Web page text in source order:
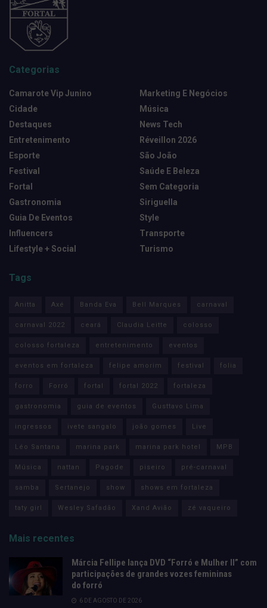
Categorias
Camarote Vip Junino
Cidade
Destaques
Entretenimento
Esporte
Festival
Fortal
Gastronomia
Guia De Eventos
Influencers
Lifestyle + Social
Marketing E Negócios
Música
News Tech
Réveillon 2026
São João
Saúde E Beleza
Sem Categoria
Siriguella
Style
Transporte
Turismo
Tags
Anitta Axé Banda Eva Bell Marques carnaval
carnaval 2022 ceará Claudia Leitte colosso
colosso fortaleza entretenimento eventos
eventos em fortaleza felipe amorim festival folia
forro Forró fortal fortal 2022 fortaleza
gastronomia guia de eventos Gusttavo Lima
ingressos ivete sangalo joão gomes Live
Léo Santana marina park marina park hotel MPB
Música nattan Pagode piseiro pré-carnaval
samba Sertanejo show shows em fortaleza
taty girl Wesley Safadão Xand Avião zé vaqueiro
Mais recentes
Márcia Fellipe lança DVD “Forró e Mulher II” com
participações de grandes vozes femininas
do forró
6 DE AGOSTO DE 2026